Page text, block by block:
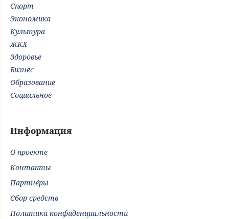
Спорт
Экономика
Культура
ЖКХ
Здоровье
Бизнес
Образование
Социальное
Информация
О проекте
Контакты
Партнёры
Сбор средств
Политика конфиденциальности